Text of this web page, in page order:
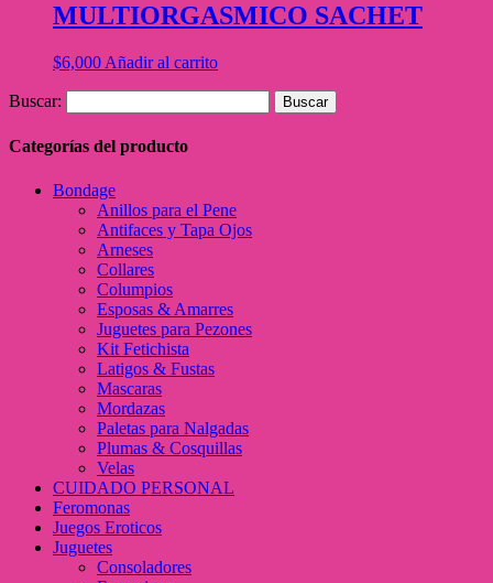
MULTIORGASMICO SACHET
$6,000 Añadir al carrito
Buscar:
Categorías del producto
Bondage
Anillos para el Pene
Antifaces y Tapa Ojos
Arneses
Collares
Columpios
Esposas & Amarres
Juguetes para Pezones
Kit Fetichista
Latigos & Fustas
Mascaras
Mordazas
Paletas para Nalgadas
Plumas & Cosquillas
Velas
CUIDADO PERSONAL
Feromonas
Juegos Eroticos
Juguetes
Consoladores